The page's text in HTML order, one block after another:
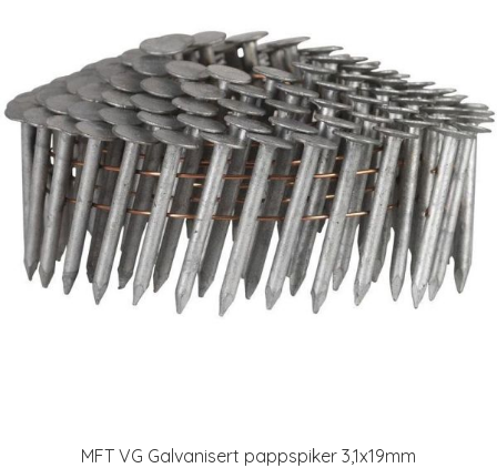
MFT VG Galvanisert pappspiker 3,1x19mm